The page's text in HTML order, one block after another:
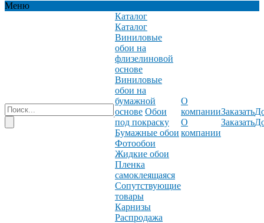
Меню
Каталог
Каталог
Виниловые
обои на
флизелиновой
основе
Виниловые
обои на
бумажной
основе Обои
под покраску
Бумажные обои
Фотообои
Жидкие обои
Пленка
самоклеящаяся
Сопутствующие
товары
Карнизы
Распродажа
О
компании
О
компании
Заказать
Заказать